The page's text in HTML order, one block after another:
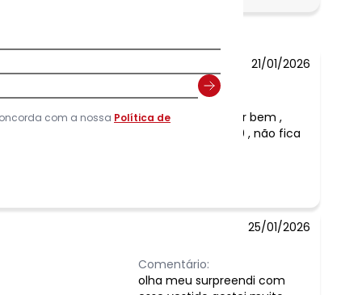
21/01/2026
Vestido lindo e nem fresquinho, veste super bem ,
comprimento ideal pra mim que tenho 1.70 , não fica
25/01/2026
Comentário:
olha meu surpreendi com
com a nossa Política de